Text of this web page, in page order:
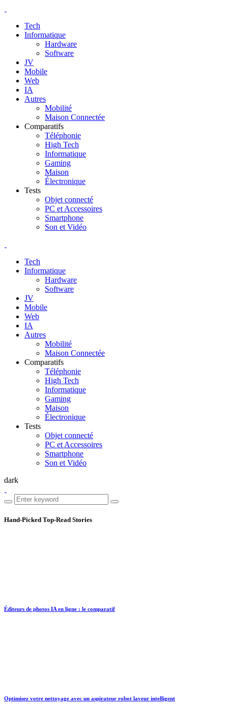
Tech
Informatique
Hardware
Software
JV
Mobile
Web
IA
Autres
Mobilité
Maison Connectée
Comparatifs
Téléphonie
High Tech
Informatique
Gaming
Maison
Électronique
Tests
Objet connecté
PC et Accessoires
Smartphone
Son et Vidéo
Tech
Informatique
Hardware
Software
JV
Mobile
Web
IA
Autres
Mobilité
Maison Connectée
Comparatifs
Téléphonie
High Tech
Informatique
Gaming
Maison
Électronique
Tests
Objet connecté
PC et Accessoires
Smartphone
Son et Vidéo
dark
Hand-Picked Top-Read Stories
Éditeurs de photos IA en ligne : le comparatif
Optimisez votre nettoyage avec un aspirateur robot laveur intelligent